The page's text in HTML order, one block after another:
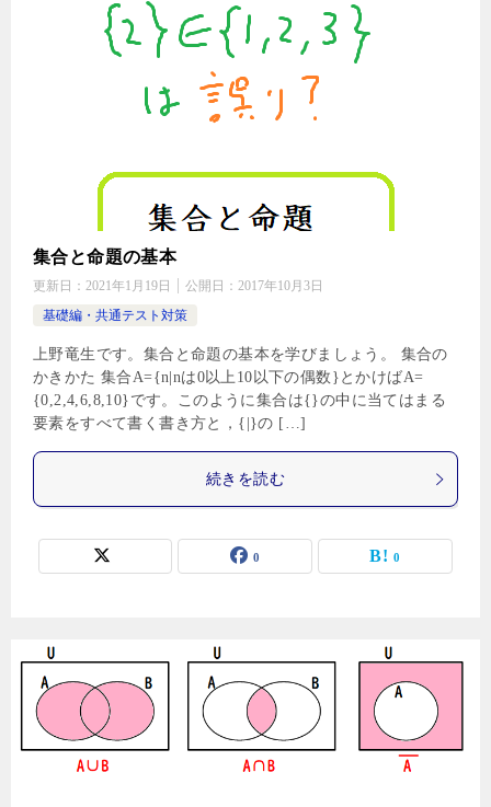
集合と命題の基本
更新日： 2021年1月19日 公開日： 2017年10月3日
基礎編・共通テスト対策
上野竜生です。集合と命題の基本を学びましょう。 集合の
かきかた 集合A={n|nは0以上10以下の偶数}とかけばA=
{0,2,4,6,8,10}です。このように集合は{}の中に当てはまる
要素をすべて書く書き方と，{|}の […]
続きを読む
0 0